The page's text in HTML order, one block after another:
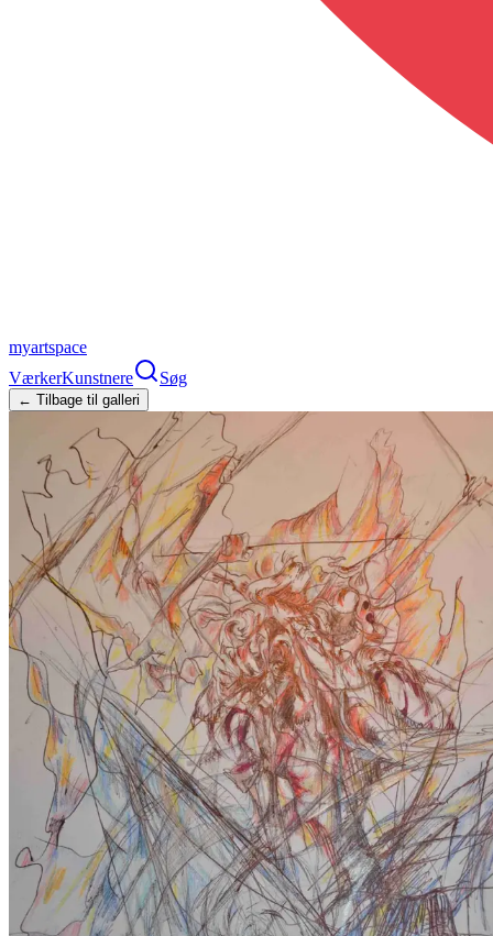
myartspace
VærkerKunstnere Søg
← Tilbage til galleri